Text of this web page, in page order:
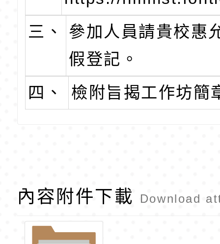
三、
參加人員請貴校惠
假登記。
四、
檢附旨揭工作坊簡
內容附件下載 Download